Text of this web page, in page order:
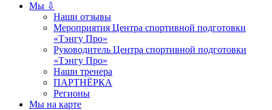
Мы ⇩
Наши отзывы
Мероприятия Центра спортивной подготовки
«Тэнгу Про»
Руководитель Центра спортивной подготовки
«Тэнгу Про»
Наши тренера
ПАРТНЁРКА
Регионы
Мы на карте